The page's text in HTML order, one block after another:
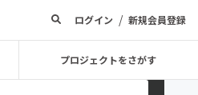
ログイン / 新規会員登録
プロジェクトをさがす